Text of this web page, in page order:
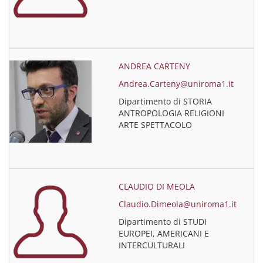
ANDREA CARTENY
Andrea.Carteny@uniroma1.it
Dipartimento di STORIA
ANTROPOLOGIA RELIGIONI
ARTE SPETTACOLO
CLAUDIO DI MEOLA
Claudio.Dimeola@uniroma1.it
Dipartimento di STUDI
EUROPEI, AMERICANI E
INTERCULTURALI